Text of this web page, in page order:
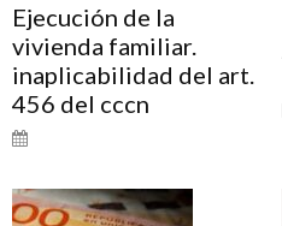
Ejecución de la
vivienda familiar.
inaplicabilidad del art.
456 del cccn